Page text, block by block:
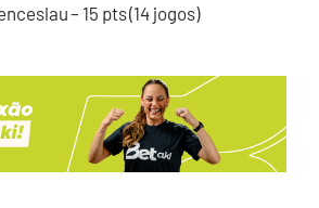
– 15 pts (14 jogos)